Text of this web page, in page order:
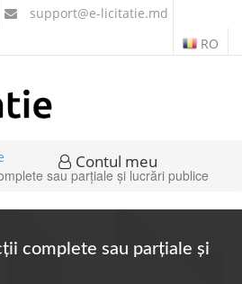
support@e-licitatie.md
RO
Contul meu
sau parţiale şi lucrări publice
complete sau parţiale şi